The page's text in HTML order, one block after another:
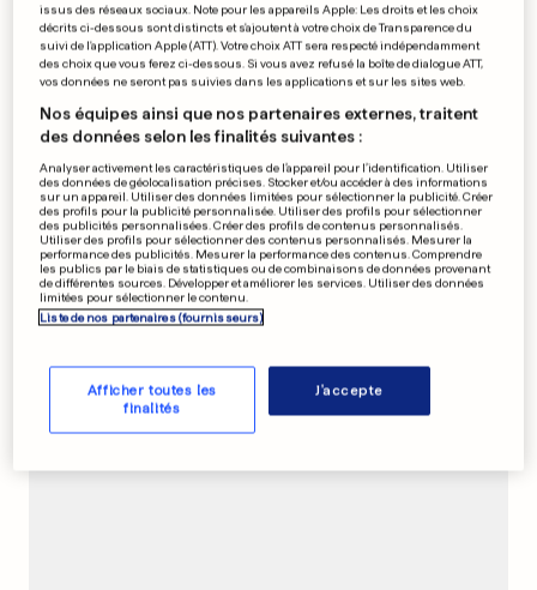
AFFAIRE KARACHI
Non-lieu requis pour Nicolas
Sarkozy
0
FRANCE
Condamné pour avoir
menacé de mort Hollande
0 0
PUBLICITÉ
issus des réseaux sociaux. Note pour les appareils Apple: Les droits et les choix
décrits ci-dessous sont distincts et s'ajoutent à votre choix de Transparence du
suivi de l'application Apple (ATT). Votre choix ATT sera respecté indépendamment
des choix que vous ferez ci-dessous. Si vous avez refusé la boîte de dialogue ATT,
vos données ne seront pas suivies dans les applications et sur les sites web.
Nos équipes ainsi que nos partenaires externes, traitent
des données selon les finalités suivantes :
Analyser activement les caractéristiques de l’appareil pour l’identification. Utiliser
des données de géolocalisation précises. Stocker et/ou accéder à des informations
sur un appareil. Utiliser des données limitées pour sélectionner la publicité. Créer
des profils pour la publicité personnalisée. Utiliser des profils pour sélectionner
des publicités personnalisées. Créer des profils de contenus personnalisés.
Utiliser des profils pour sélectionner des contenus personnalisés. Mesurer la
performance des publicités. Mesurer la performance des contenus. Comprendre
les publics par le biais de statistiques ou de combinaisons de données provenant
de différentes sources. Développer et améliorer les services. Utiliser des données
limitées pour sélectionner le contenu.
Liste de nos partenaires (fournisseurs)
Afficher toutes les
finalités
J'accepte